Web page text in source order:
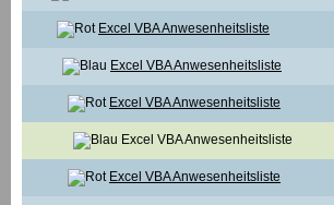
Excel VBA Anwesenheitsliste
Excel VBA Anwesenheitsliste
Excel VBA Anwesenheitsliste
Excel VBA Anwesenheitsliste
Excel VBA Anwesenheitsliste